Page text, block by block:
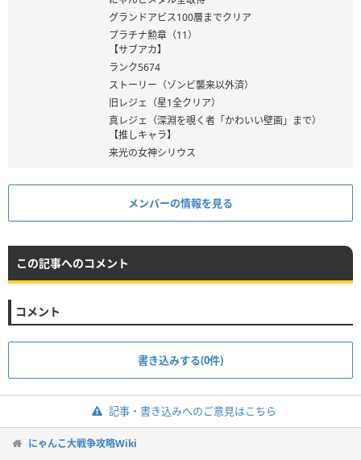
グランドアビス100層までクリア
プラチナ勲章（11）
【サブアカ】
ランク5674
ストーリー（ゾンビ襲来以外済）
旧レジェ（星1全クリア）
真レジェ（深淵を覗く者「かわいい壁画」まで）
【推しキャラ】
来光の女神シリウス
メンバーの情報を見る
この記事へのコメント
コメント
書き込みする(0件)
記事・書き込みへのご意見はこちら
にゃんこ大戦争攻略Wiki